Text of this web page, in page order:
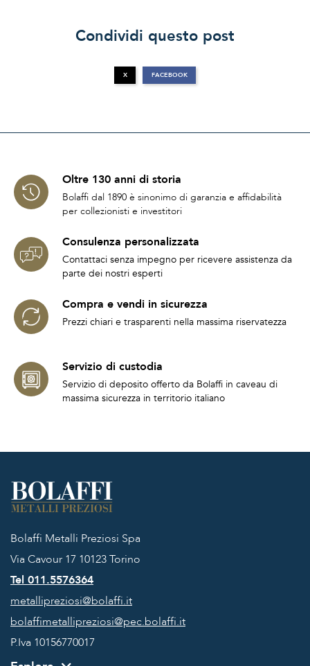
Condividi questo post
X FACEBOOK
Oltre 130 anni di storia
Bolaffi dal 1890 è sinonimo di garanzia e affidabilità
per collezionisti e investitori
Consulenza personalizzata
Contattaci senza impegno per ricevere assistenza da
parte dei nostri esperti
Compra e vendi in sicurezza
Prezzi chiari e trasparenti nella massima riservatezza
Servizio di custodia
Servizio di deposito offerto da Bolaffi in caveau di
massima sicurezza in territorio italiano
Bolaffi Metalli Preziosi Spa
Via Cavour 17 10123 Torino
Tel 011.5576364
metallipreziosi@bolaffi.it
bolaffimetallipreziosi@pec.bolaffi.it
P.Iva 10156770017